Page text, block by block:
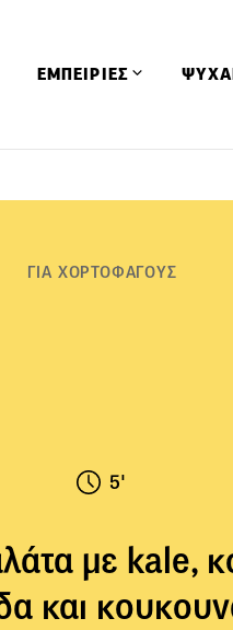
ΕΜΠΕΙΡΙΕΣ
ΓΙΑ ΧΟΡΤΟΦΑΓΟΥΣ
5'
με kale,
και